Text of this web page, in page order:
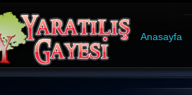
Anasayfa